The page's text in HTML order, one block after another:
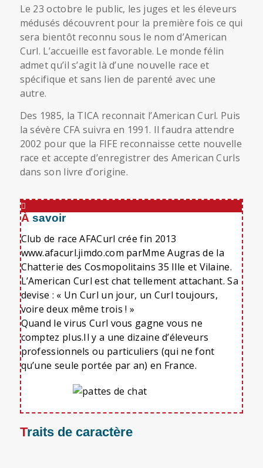
Le 23 octobre le public, les juges et les éleveurs
médusés découvrent pour la première fois ce qui
sera bientôt reconnu sous le nom d’American
Curl. L’accueille est favorable. Le monde félin
admet qu’il s’agit là d’une nouvelle race et
spécifique et sans lien de parenté avec une
autre.
Des 1985, la TICA reconnait l’American Curl. Puis
la sévère CFA suivra en 1991. Il faudra attendre
2002 pour que la FIFE reconnaisse cette nouvelle
race et accepte d’enregistrer des American Curls
dans son livre d’origine.
À savoir
Club de race AFACurl crée fin 2013
www.afacurl.jimdo.com parMme Augras de la
Chatterie des Cosmopolitains 35 Ille et Vilaine.
L’American Curl est chat tellement attachant. Sa
devise : « Un Curl un jour, un Curl toujours,
voire deux même trois ! »
Quand le virus Curl vous gagne vous ne
comptez plus.Il y a une dizaine d’éleveurs
professionnels ou particuliers (qui ne font
qu’une seule portée par an) en France.
Traits de caractère